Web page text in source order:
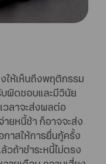
ให้เห็นถึงพฤติกรรม
ผิดชอบและมีวินัย
วลาจะส่งผลต่อ
ยหนี้ช้า ก็อาจจะส่ง
กาสให้การยื่นกู้ครั้ง
วถ้าชำระหนี้ไม่ตรง